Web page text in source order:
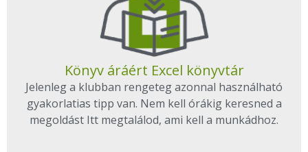
Könyv áráért Excel könyvtár
Jelenleg a klubban rengeteg azonnal használható
gyakorlatias tipp van. Nem kell órákig keresned a
megoldást Itt megtalálod, ami kell a munkádhoz.